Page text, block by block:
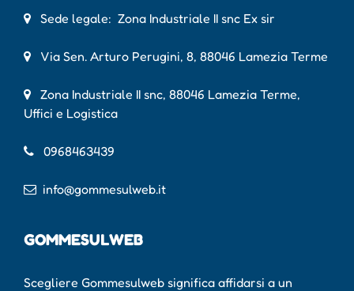
Sede legale: Zona Industriale II snc Ex sir
Via Sen. Arturo Perugini, 8, 88046 Lamezia Terme
Zona Industriale II snc, 88046 Lamezia Terme,
Uffici e Logistica
0968463439
info@gommesulweb.it
GOMMESULWEB
Scegliere Gommesulweb significa affidarsi a un